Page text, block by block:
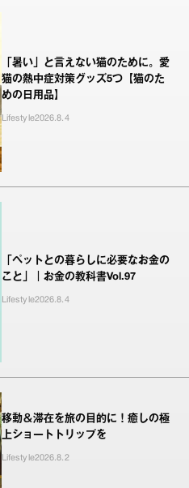
「暑い」と言えない猫のために。愛
猫の熱中症対策グッズ5つ【猫のた
めの日用品】
Lifestyle2026.8.4
「ペットとの暮らしに必要なお金の
こと」｜お金の教科書Vol.97
Lifestyle2026.8.4
移動＆滞在を旅の目的に！癒しの極
上ショートトリップを
Lifestyle2026.8.2